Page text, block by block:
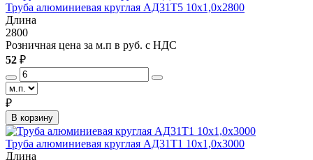
Труба алюминиевая круглая АД31Т5 10х1,0х2800
Длина
2800
Розничная цена за м.п в руб. с НДС
52 ₽
₽
В корзину
Труба алюминиевая круглая АД31Т1 10х1,0х3000
Длина